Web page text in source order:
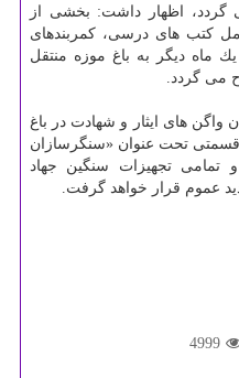
گردد، اظهار داشت: بخشی از
كتب های درسی، كمربندهای
یك ماه دیگر به باغ موزه منتقل
می گردد.
واگن های ایثار و شهادت در باغ
تحت عنوان «سنگرسازان
تجهیزات سنگین جهاد
عموم قرار خواهد گرفت.
4999